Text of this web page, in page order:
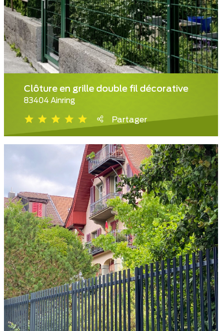
Clôture en grille double fil décorative
83404 Ainring
Partager